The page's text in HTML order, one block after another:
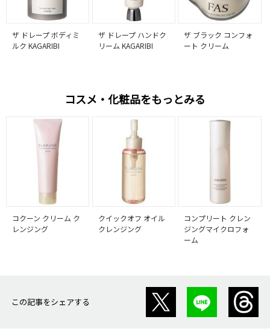
ザ ドレープ ボディミ
ルク KAGARIBI
ザ ドレープ ハンドク
リーム KAGARIBI
ザ ブラック コンフォ
ート クリーム
コスメ・化粧品をもっとみる
コクーン クリーム ク
レンジング
クイックオフ オイル
クレンジング
コンプリート クレン
ジングマイクロフォ
ーム
この記事をシェアする